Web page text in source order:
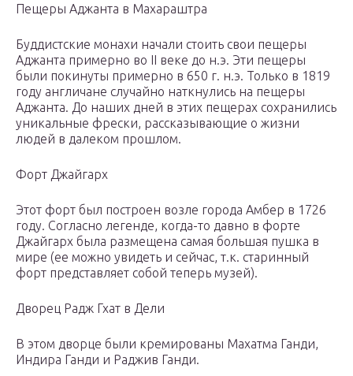
Пещеры Аджанта в Махараштра
Буддистские монахи начали стоить свои пещеры
Аджанта примерно во II веке до н.э. Эти пещеры
были покинуты примерно в 650 г. н.э. Только в 1819
году англичане случайно наткнулись на пещеры
Аджанта. До наших дней в этих пещерах сохранились
уникальные фрески, рассказывающие о жизни
людей в далеком прошлом.
Форт Джайгарх
Этот форт был построен возле города Амбер в 1726
году. Согласно легенде, когда-то давно в форте
Джайгарх была размещена самая большая пушка в
мире (ее можно увидеть и сейчас, т.к. старинный
форт представляет собой теперь музей).
Дворец Радж Гхат в Дели
В этом дворце были кремированы Махатма Ганди,
Индира Ганди и Раджив Ганди.